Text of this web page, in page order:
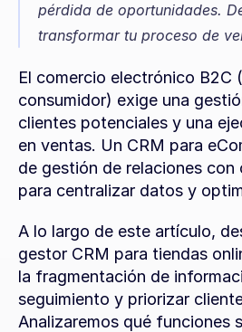
pérdida de oportunidades.
transformar tu proceso de
El comercio electrónico B2C
consumidor) exige una
clientes potenciales y una
en ventas. Un CRM para
de gestión de relaciones con
para centralizar datos y
A lo largo de este artículo,
gestor CRM para tiendas
la fragmentación de
seguimiento y priorizar
Analizaremos qué funciones